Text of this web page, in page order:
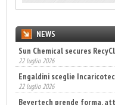
NEWS
Sun Chemical secures
22 luglio 2026
Engaldini sceglie
22 luglio 2026
Bevertech prende forma,